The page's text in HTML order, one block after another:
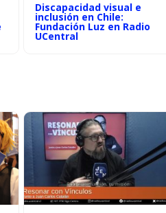
Discapacidad visual e
inclusión en Chile:
Fundación Luz en Radio
UCentral